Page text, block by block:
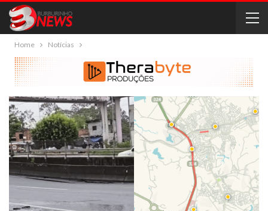
Home Notícias